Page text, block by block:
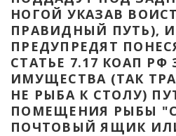
НОГОЙ УКАЗАВ
ПРАВИДНЫЙ ПУТЬ),
ПРЕДУПРЕДЯТ
СТАТЬЕ 7.17 КОАП РФ
ИМУЩЕСТВА (ТАК
НЕ РЫБА К СТОЛУ)
ПОМЕЩЕНИЯ РЫБЫ
ПОЧТОВЫЙ ЯЩИК